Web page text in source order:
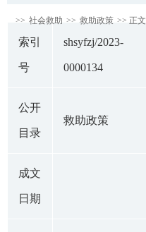
>> 社会救助 >> 救助政策 >> 正文
索引
号
shsyfzj/2023-
0000134
公开
目录
救助政策
成文
日期